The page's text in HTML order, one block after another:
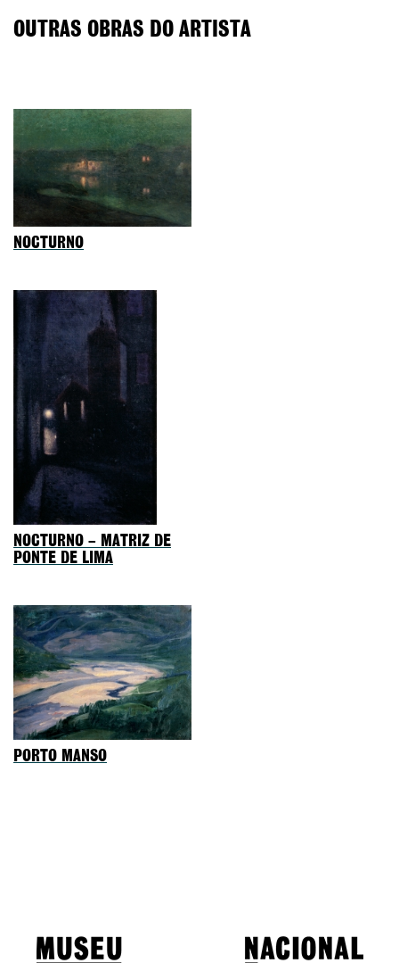
OUTRAS OBRAS DO ARTISTA
NOCTURNO
NOCTURNO – MATRIZ DE
PONTE DE LIMA
PORTO MANSO